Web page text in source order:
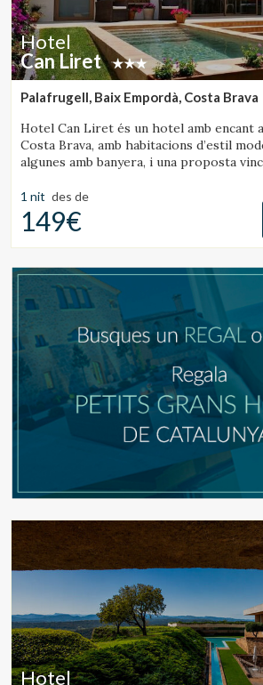
Hotel
Can Liret
Palafrugell, Baix Empordà, Costa Brava
Hotel Can Liret és un hotel amb encant
Costa Brava, amb habitacions d’estil
algunes amb banyera, i una proposta
1 nit des de
149€
Hotel
Modificar cookies